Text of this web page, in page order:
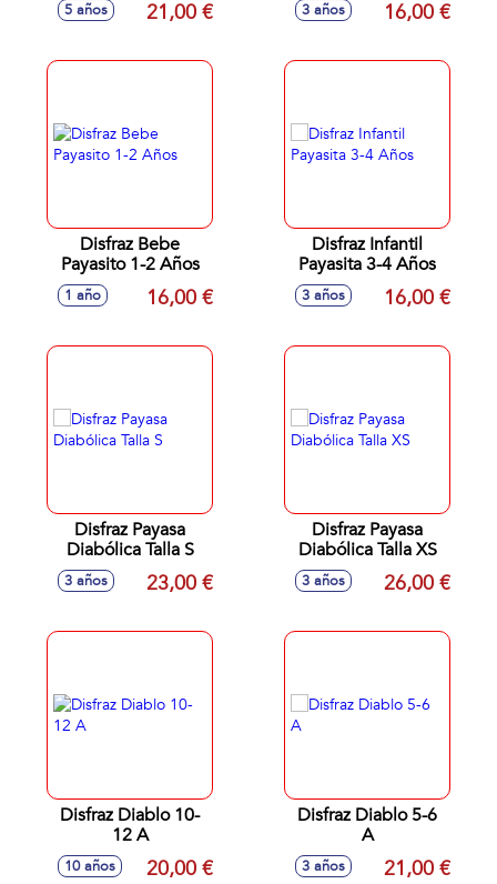
5 años 21,00 € 3 años 16,00 €
Disfraz Bebe
Payasito 1-2 Años
1 año 16,00 €
Disfraz Infantil
Payasita 3-4 Años
3 años 16,00 €
Disfraz Payasa
Diabólica Talla S
3 años 23,00 €
Disfraz Payasa
Diabólica Talla XS
3 años 26,00 €
Disfraz Diablo 10-
12 A
10 años 20,00 €
Disfraz Diablo 5-6
A
3 años 21,00 €